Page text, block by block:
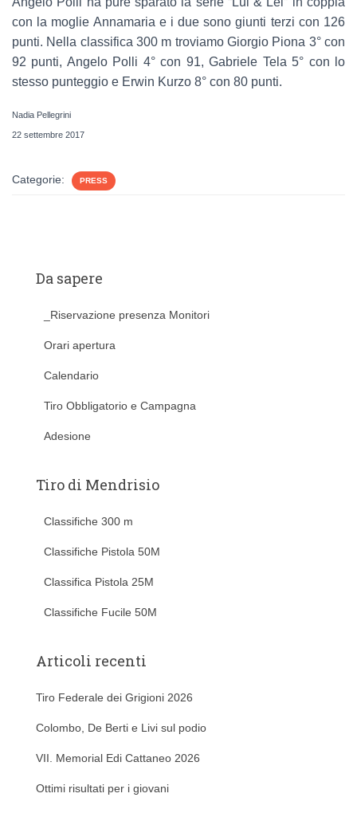
con la moglie Annamaria e i due sono giunti terzi con 126
punti. Nella classifica 300 m troviamo Giorgio Piona 3° con
92 punti, Angelo Polli 4° con 91,Gabriele Tela 5° con lo
stesso punteggio e Erwin Kurzo 8° con 80 punti.
Nadia Pellegrini
22 settembre 2017
Categorie: PRESS
Da sapere
_Riservazione presenza Monitori
Orari apertura
Calendario
Tiro Obbligatorio e Campagna
Adesione
Tiro di Mendrisio
Classifiche 300 m
Classifiche Pistola 50M
Classifica Pistola 25M
Classifiche Fucile 50M
Articoli recenti
Tiro Federale dei Grigioni 2026
Colombo, De Berti e Livi sul podio
VII. Memorial Edi Cattaneo 2026
Ottimi risultati per i giovani